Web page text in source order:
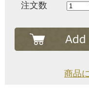
注文数
商品